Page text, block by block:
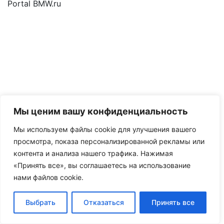
Мы ценим вашу конфиденциальность
Мы используем файлы cookie для улучшения вашего
просмотра, показа персонализированной рекламы или
контента и анализа нашего трафика. Нажимая
«Принять все», вы соглашаетесь на использование
нами файлов cookie.
Выбрать Отказаться Принять все
Portal BMW.ru